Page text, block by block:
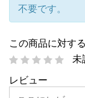
不要です。
この商品に対す
未
レビュー